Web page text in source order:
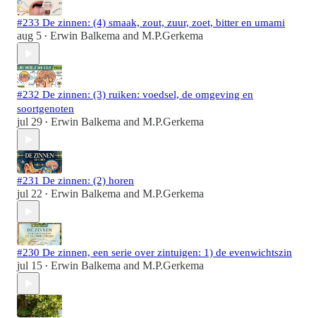
#233 De zinnen: (4) smaak, zout, zuur, zoet, bitter en umami
aug 5 • Erwin Balkema and M.P.Gerkema
#232 De zinnen: (3) ruiken: voedsel, de omgeving en
soortgenoten
jul 29 • Erwin Balkema and M.P.Gerkema
#231 De zinnen: (2) horen
jul 22 • Erwin Balkema and M.P.Gerkema
#230 De zinnen, een serie over zintuigen: 1) de evenwichtszin
jul 15 • Erwin Balkema and M.P.Gerkema